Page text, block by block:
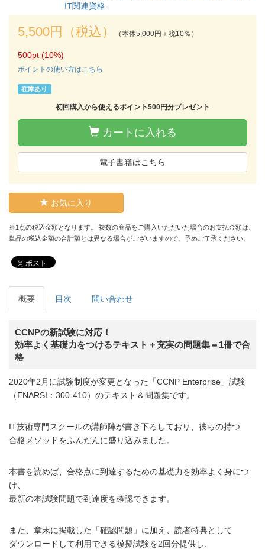
IT関連資格
5,500円（税込） （本体5,000円＋税10％）
500pt (10%)
ポイントの使い方はこちら
在庫あり
初回購入から使えるポイント500円分プレゼント
カートに入れる
電子書籍はこちら
お気に入り
※1点の税込金額となります。 複数の商品をご購入いただいた場合のお支払金額は、
単品の税込金額の合計額とは異なる場合がございますので、予めご了承ください。
ポスト
概要 目次 問い合わせ
CCNPの新試験に対応！
効率よく基礎力をつけるテキスト＋充実の問題集＝1冊で合
格
2020年2月に試験制度が変更となった「CCNP Enterprise」試験
（ENARSI：300-410）のテキスト＆問題集です。
IT技術専門スクールの講師陣が書き下ろしており、彼らの持つ
合格メソッドをふんだんに盛り込みました。
本書を読めば、合格点に到達するための基礎力を効率よく身につ
け、
最新の本試験問題で到達度を確認できます。
また、章末に掲載した「確認問題」に加え、読者特典として
ダウンロードして利用できる模擬試験を2回分提供し、